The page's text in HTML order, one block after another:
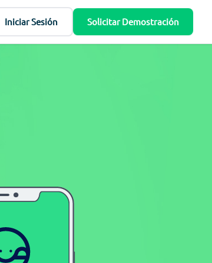
Iniciar Sesión Solicitar Demostración